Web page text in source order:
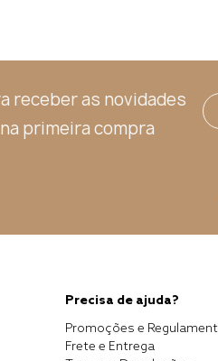
receber as novidades
primeira compra
Precisa de ajuda?
Promoções e
Frete e Entrega